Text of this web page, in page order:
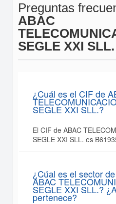
Preguntas
ABAC
SEGLE XXI SLL.
¿Cuál es el CIF de
SEGLE XXI SLL.?
El CIF de ABAC
SEGLE XXI SLL. es
¿Cúal es el sector
ABAC
SEGLE XXI SLL.?
pertenece?